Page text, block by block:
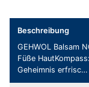
Beschreibung
GEHWOL Balsam
Füße
Geheimnis erfrisc…